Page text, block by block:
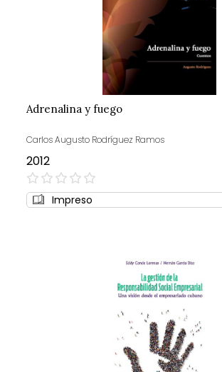
Adrenalina y fuego
Carlos Augusto Rodríguez Ramos
2012
0%
Impreso